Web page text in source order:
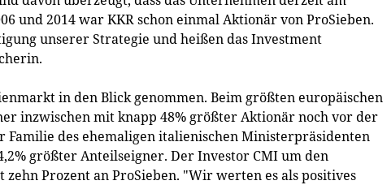
und 2014 war KKR schon einmal Aktionär von ProSieben.
unserer Strategie und heißen das Investment
in den Blick genommen. Beim größten europäischen
inzwischen mit knapp 48% größter Aktionär noch vor der
Familie des ehemaligen italienischen Ministerpräsidenten
größter Anteilseigner. Der Investor CMI um den
Prozent an ProSieben. "Wir werten es als positives